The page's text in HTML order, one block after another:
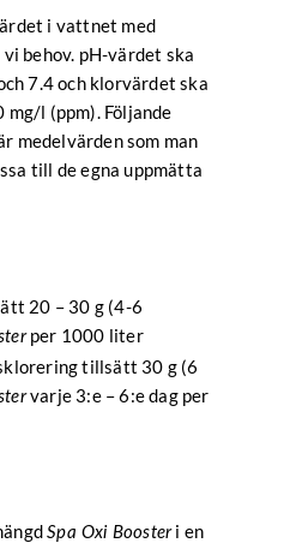
i vattnet med
behov. pH-värdet ska
7.4 och klorvärdet ska
mg/l (ppm). Följande
medelvärden som man
till de egna uppmätta
20 – 30 g (4-6
per 1000 liter
tillsätt 30 g (6
varje 3:e – 6:e dag per
Spa Oxi Boosteri en